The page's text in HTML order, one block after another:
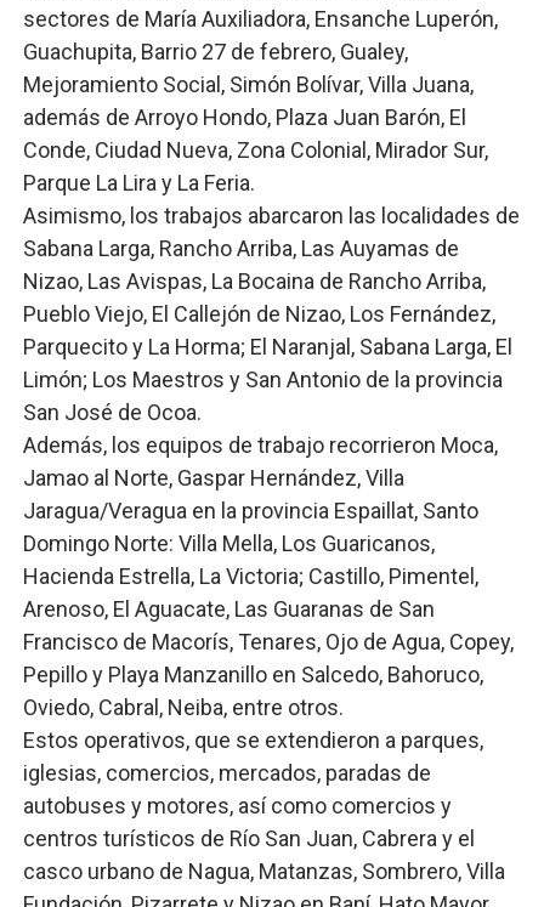
sectores de María Auxiliadora, Ensanche Luperón,
Guachupita, Barrio 27 de febrero, Gualey,
Mejoramiento Social, Simón Bolívar, Villa Juana,
además de Arroyo Hondo, Plaza Juan Barón, El
Conde, Ciudad Nueva, Zona Colonial, Mirador Sur,
Parque La Lira y La Feria.
Asimismo, los trabajos abarcaron las localidades de
Sabana Larga, Rancho Arriba, Las Auyamas de
Nizao, Las Avispas, La Bocaina de Rancho Arriba,
Pueblo Viejo, El Callejón de Nizao, Los Fernández,
Parquecito y La Horma; El Naranjal, Sabana Larga, El
Limón; Los Maestros y San Antonio de la provincia
San José de Ocoa.
Además, los equipos de trabajo recorrieron Moca,
Jamao al Norte, Gaspar Hernández, Villa
Jaragua/Veragua en la provincia Espaillat, Santo
Domingo Norte: Villa Mella, Los Guaricanos,
Hacienda Estrella, La Victoria; Castillo, Pimentel,
Arenoso, El Aguacate, Las Guaranas de San
Francisco de Macorís, Tenares, Ojo de Agua, Copey,
Pepillo y Playa Manzanillo en Salcedo, Bahoruco,
Oviedo, Cabral, Neiba, entre otros.
Estos operativos, que se extendieron a parques,
iglesias, comercios, mercados, paradas de
autobuses y motores, así como comercios y
centros turísticos de Río San Juan, Cabrera y el
casco urbano de Nagua, Matanzas, Sombrero, Villa